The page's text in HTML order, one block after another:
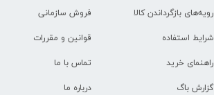
رویه‌های بازگرداندن کالا
شرایط استفاده
راهنمای خرید
گزارش باگ
فروش سازمانی
قوانین و مقررات
تماس با ما
درباره ما